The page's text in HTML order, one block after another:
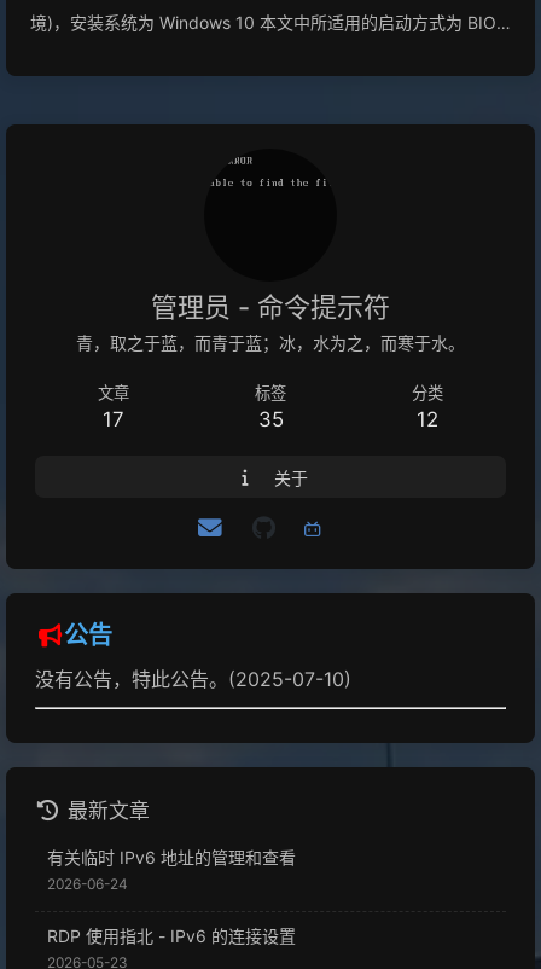
境)，安装系统为 Windows 10 本文中所适用的启动方式为 BIOS
操作系统。(不过需要支持 EFI) 不支持的操作系统该教程不适用
于 Windows 7 及以下的操作系统 尽管 Windows 7 支持 EFI 环
境，但是鉴于其安装复杂，因此这里标不支持我装过，关安全启
己下一步要干什么。 注意：本文大部配图与代码框内有出入，请
以围栏代码框内为准 啥时候才有人看到注意的启动方式是 BIOS
12DiskPartList Disk 如果你已经完成此操作(或已经分区)，请移
步左侧目录‘安装系统’ 如果你的磁盘已经准备好了，(空白的)...
管理员 - 命令提示符
青，取之于蓝，而青于蓝；冰，水为之，而寒于水。
文章
17
标签
35
分类
12
关于
公告
没有公告，特此公告。(2025-07-10)
最新文章
有关临时 IPv6 地址的管理和查看
2026-06-24
RDP 使用指北 - IPv6 的连接设置
2026-05-23